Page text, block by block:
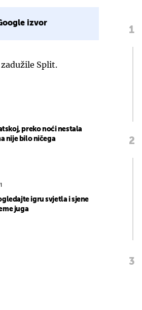
izvor
Split.
preko noći nestala
nije bilo ničega
igru svjetla i sjene
juga